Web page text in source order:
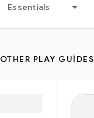
Essentials
OTHER PLAY GUIDES